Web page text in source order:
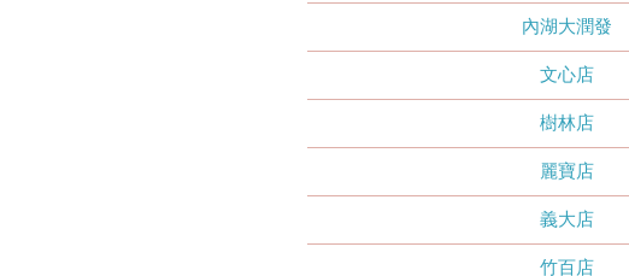
內湖大潤發
文心店
樹林店
麗寶店
義大店
竹百店